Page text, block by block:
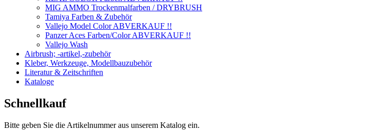
MIG AMMO Trockenmalfarben / DRYBRUSH
Tamiya Farben & Zubehör
Vallejo Model Color ABVERKAUF !!
Panzer Aces Farben/Color ABVERKAUF !!
Vallejo Wash
Airbrush; -artikel,-zubehör
Kleber, Werkzeuge, Modellbauzubehör
Literatur & Zeitschriften
Kataloge
Schnellkauf
Bitte geben Sie die Artikelnummer aus unserem Katalog ein.